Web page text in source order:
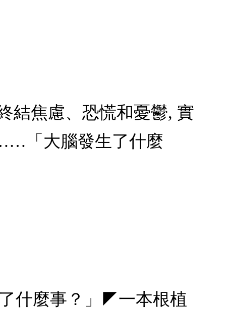
結焦慮、恐慌和憂鬱, 實
「大腦發生了什麼
什麼事？」◤一本根植